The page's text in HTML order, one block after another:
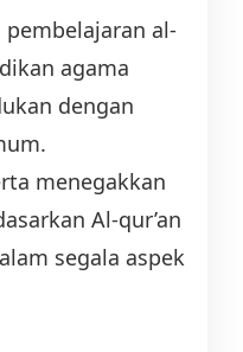
al-
agama
dengan
menegakkan
Al-qur’an
segala aspek